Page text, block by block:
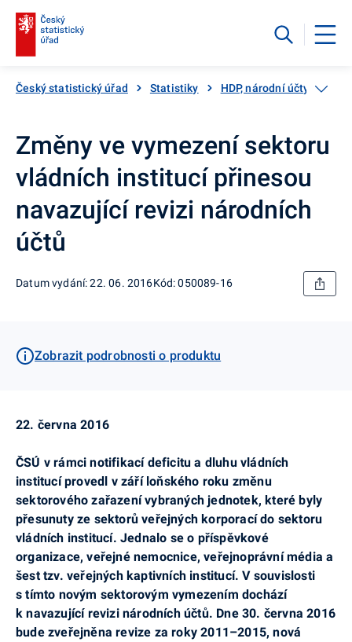
Český statistický úřad Statistiky HDP, národní účty
Změny ve vymezení sektoru
vládních institucí přinesou
navazující revizi národních
účtů
Datum vydání: 22. 06. 2016Kód: 050089-16
Zobrazit podrobnosti o produktu
22. června 2016
ČSÚ v rámci notifikací deficitu a dluhu vládních
institucí provedl v září loňského roku změnu
sektorového zařazení vybraných jednotek, které byly
přesunuty ze sektorů veřejných korporací do sektoru
vládních institucí. Jednalo se o příspěvkové
organizace, veřejné nemocnice, veřejnoprávní média a
šest tzv. veřejných kaptivních institucí. V souvislosti
s tímto novým sektorovým vymezením dochází
k navazující revizi národních účtů. Dne 30. června 2016
bude zveřejněna revize za roky 2011–2015, nová